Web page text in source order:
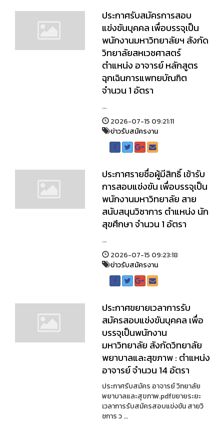
ประกาศรับสมัครการสอบ
แข่งขันบุคคล เพื่อบรรจุเป็น
พนักงานมหาวิทยาลัยฯ สังกัด
วิทยาลัยสหเวชศาสตร์
ตำแหน่ง อาจารย์ หลักสูตร
ฉุกเฉินการแพทยบัณฑิต
จำนวน 1 อัตรา
...
2026-07-15 09:21:11
ข่าวรับสมัครงาน
ประกาศรายชื่อผู้มีสิทธิ์ เข้ารับ
การสอบแข่งขัน เพื่อบรรจุเป็น
พนักงานมหาวิทยาลัย สาย
สนับสนุนวิชาการ ตำแหน่ง นัก
สุขศึกษา จำนวน 1 อัตรา
...
2026-07-15 09:23:18
ข่าวรับสมัครงาน
ประกาศขยายเวลาการรับ
สมัครสอบแข่งขันบุคคล เพื่อ
บรรจุเป็นพนักงาน
มหาวิทยาลัย สังกัดวิทยาลัย
พยาบาลและสุขภาพ : ตำแหน่ง
อาจารย์ จำนวน 14 อัตรา
ประกาศรับสมัคร อาจารย์ วิทยาลัย
พยาบาลและสุขภาพ.pdfขยายระยะ
เวลาการรับสมัครสอบแข่งขัน สายวิ
ชการ ว ...